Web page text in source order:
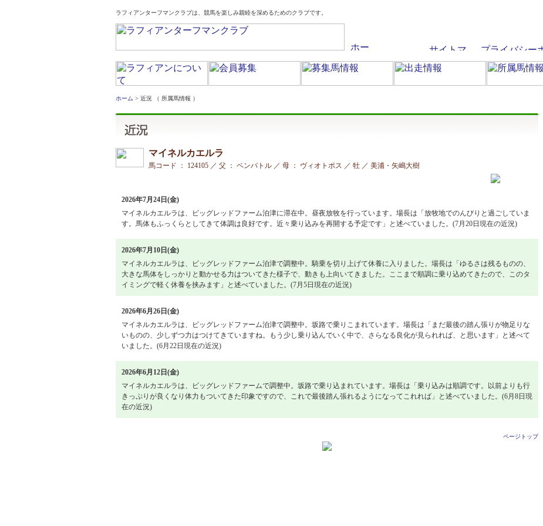
ラフィアンターフマンクラブは、競馬を楽しみ親睦を深めるためのクラブです。
ホーム > 近況 （ 所属馬情報 ）
マイネルカエルラ
馬コード ： 124105 ／ 父 ： ベンバトル ／ 母 ： ヴィオトポス ／ 牡 ／ 美浦 ・矢嶋大樹
2026年7月24日(金)
マイネルカエルラは、ビッグレッドファーム泊津に滞在中。昼夜放牧を行っています。場長は「放牧地でのんびりと過ごしていま
す。馬体もふっくらとしてきて体調は良好です。近々乗り込みを再開する予定です」と述べていました。(7月20日現在の近況)
2026年7月10日(金)
マイネルカエルラは、ビッグレッドファーム泊津で調整中。騎乗を切り上げて休養に入りました。場長は「ゆるさは残るものの、
大きな馬体をしっかりと動かせる力はついてきた様子で、動きも上向いてきました。ここまで順調に乗り込めてきたので、このタ
イミングで軽く休養を挟みます」と述べていました。(7月5日現在の近況)
2026年6月26日(金)
マイネルカエルラは、ビッグレッドファーム泊津で調整中。坂路で乗りこまれています。場長は「まだ最後の踏ん張りが物足りな
いものの、少しずつ力はつけてきていますね。もう少し乗り込んでいく中で、さらなる良化が見られれば、と思います」と述べて
いました。(6月22日現在の近況)
2026年6月12日(金)
マイネルカエルラは、ビッグレッドファームで調整中。坂路で乗り込まれています。場長は「乗り込みは順調です。以前よりも行
きっぷりが良くなり体力もついてきた印象ですので、これで最後踏ん張れるようになってこれれば」と述べていました。(6月8日現
在の近況)
ページトップ